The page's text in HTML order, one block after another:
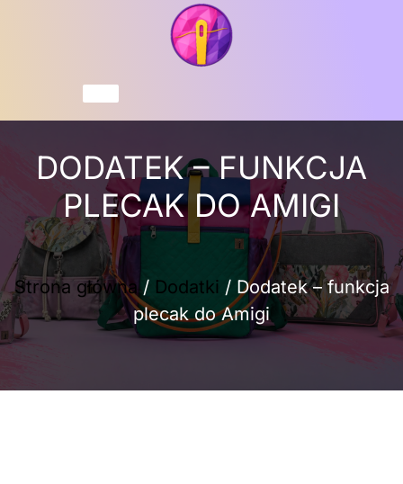
DODATEK – FUNKCJA
PLECAK DO AMIGI
Strona główna / Dodatki / Dodatek – funkcja
plecak do Amigi